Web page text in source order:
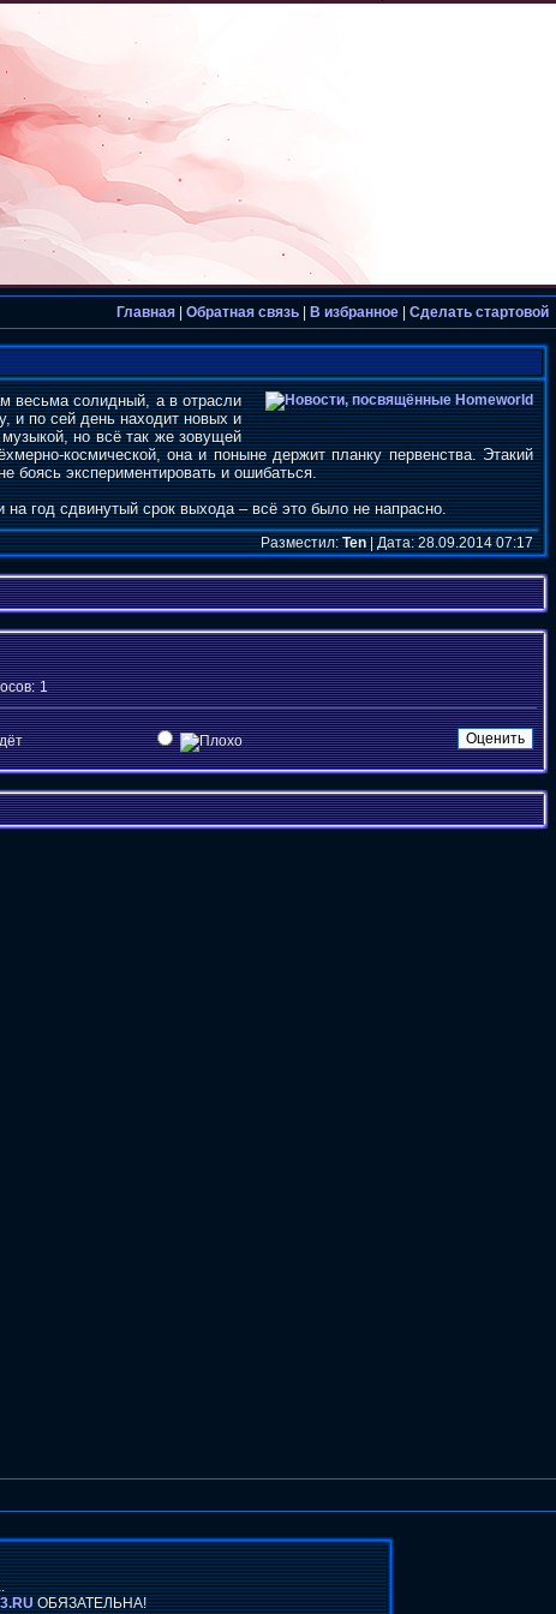
Главная Обратная связь В избранное Сделать стартовой
весьма солидный, а в отрасли
и по сей день находит новых и
но всё так же зовущей
космической, она и поныне держит планку первенства. Этакий
боясь экспериментировать и ошибаться.
год сдвинутый срок выхода – всё это было не напрасно.
Разместил:Ten| Дата: 28.09.2014 07:17
1
ОБЯЗАТЕЛЬНА!